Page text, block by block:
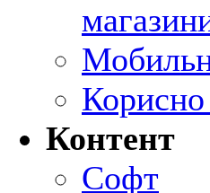
Корисно
Контент
Софт